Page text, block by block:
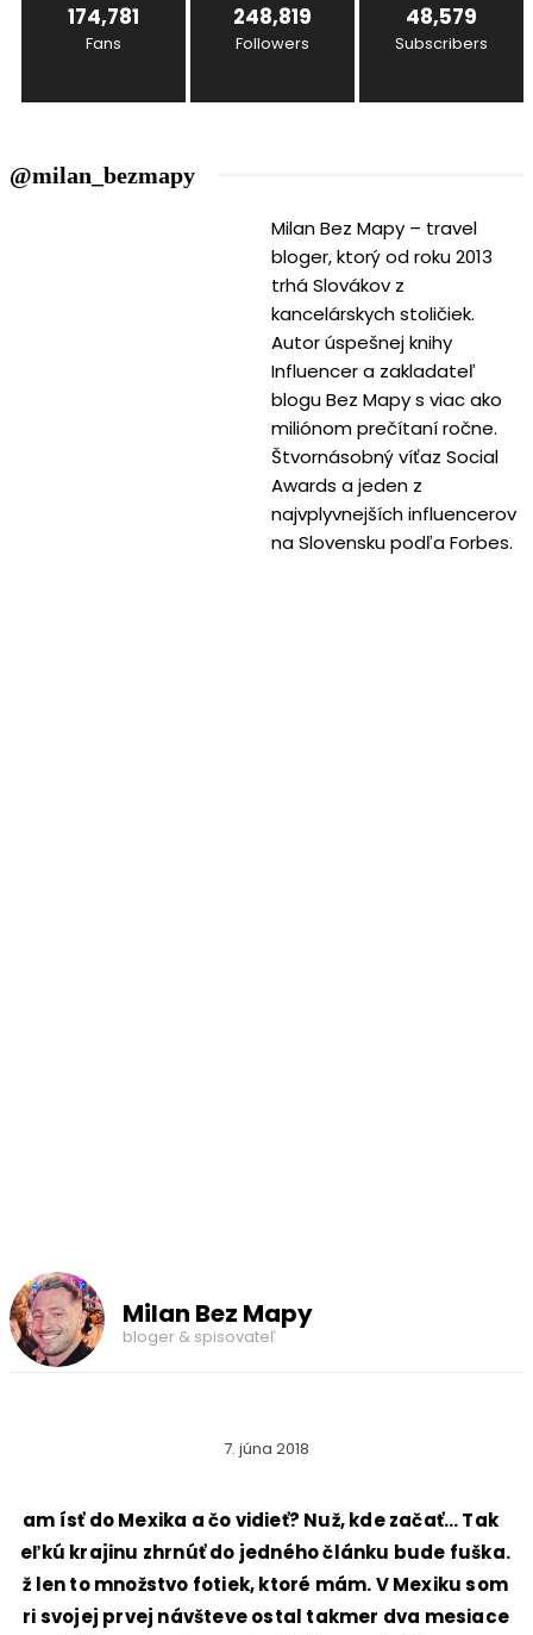
174,781
Fans
248,819
Followers
48,579
Subscribers
@milan_bezmapy
Milan Bez Mapy – travel
bloger, ktorý od roku 2013
trhá Slovákov z
kancelárskych stoličiek.
Autor úspešnej knihy
Influencer a zakladateľ
blogu Bez Mapy s viac ako
miliónom prečítaní ročne.
Štvornásobný víťaz Social
Awards a jeden z
najvplyvnejších influencerov
na Slovensku podľa Forbes.
Milan Bez Mapy
bloger & spisovateľ
7. júna 2018
Kam ísť do Mexika a čo vidieť? Nuž, kde začať… Tak
veľkú krajinu zhrnúť do jedného článku bude fuška.
Už len to množstvo fotiek, ktoré mám. V Mexiku som
pri svojej prvej návšteve ostal takmer dva mesiace